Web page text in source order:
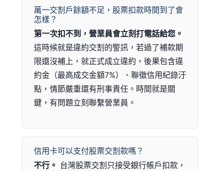
萬一交割戶餘額不足，股票扣款時間到了會
怎樣？
第一次扣不到，營業員會立刻打電話給您。
這時候就是違約交割的警訊，若過了補款期
限還沒補上，就正式成立違約，後果包含違
約金（最高成交金額7%）、聯徵信用紀錄汙
點，情節嚴重還有刑事責任。時間就是關
鍵，有問題立刻聯繫營業員。
信用卡可以支付股票交割款嗎？
不行。 台灣股票交割只接受銀行帳戶扣款，